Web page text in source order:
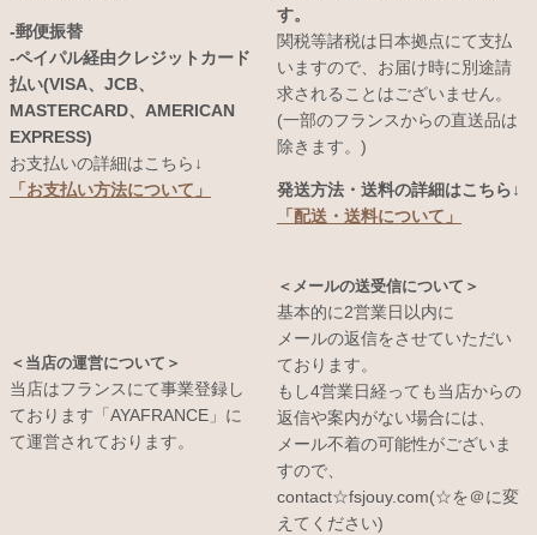
-郵便振替
-ペイパル経由クレジットカード
払い(VISA、JCB、
MASTERCARD、AMERICAN
EXPRESS)
お支払いの詳細はこちら↓
「お支払い方法について」
＜当店の運営について＞
当店はフランスにて事業登録し
ております「AYAFRANCE」に
て運営されております。
す。
関税等諸税は日本拠点にて支払
いますので、お届け時に別途請
求されることはございません。
(一部のフランスからの直送品は
除きます。)
発送方法・送料の詳細はこちら↓
「配送・送料について」
＜メールの送受信について＞
基本的に2営業日以内に
メールの返信をさせていただい
ております。
もし4営業日経っても当店からの
返信や案内がない場合には、
メール不着の可能性がございま
すので、
contact☆fsjouy.com(☆を＠に変
えてください)